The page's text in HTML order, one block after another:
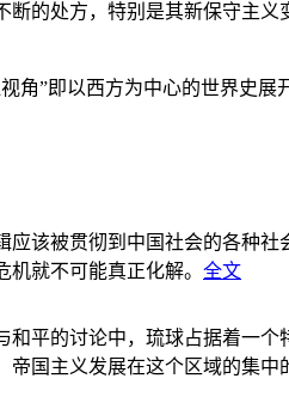
断的处方，特别是其新保守主
角”即以西方为中心的世界史
应该被贯彻到中国社会的各种
就不可能真正化解。 全文
和平的讨论中，琉球占据着一
国主义发展在这个区域的集中